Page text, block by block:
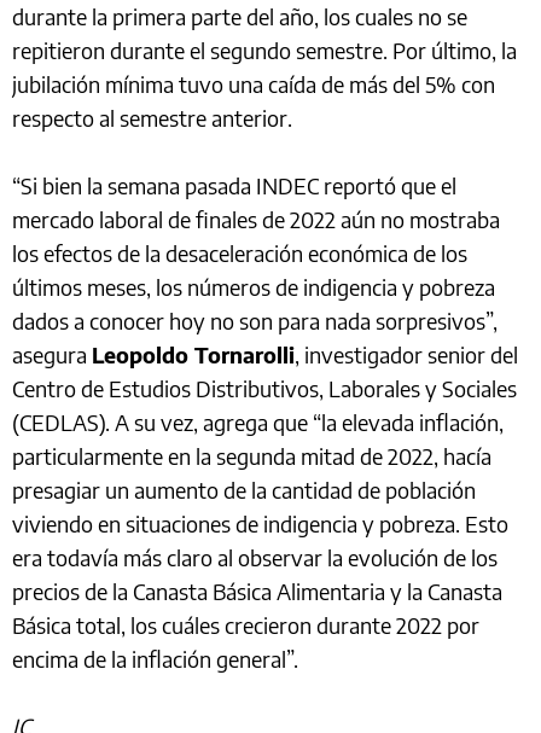
durante la primera parte del año, los cuales no se
repitieron durante el segundo semestre. Por último, la
jubilación mínima tuvo una caída de más del 5% con
respecto al semestre anterior.
“Si bien la semana pasada INDEC reportó que el
mercado laboral de finales de 2022 aún no mostraba
los efectos de la desaceleración económica de los
últimos meses, los números de indigencia y pobreza
dados a conocer hoy no son para nada sorpresivos”,
asegura Leopoldo Tornarolli, investigador senior del
Centro de Estudios Distributivos, Laborales y Sociales
(CEDLAS). A su vez, agrega que “la elevada inflación,
particularmente en la segunda mitad de 2022, hacía
presagiar un aumento de la cantidad de población
viviendo en situaciones de indigencia y pobreza. Esto
era todavía más claro al observar la evolución de los
precios de la Canasta Básica Alimentaria y la Canasta
Básica total, los cuáles crecieron durante 2022 por
encima de la inflación general”.
IC